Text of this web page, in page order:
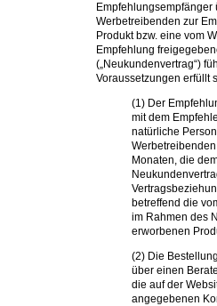
Empfehlungsempfänger
Werbetreibenden zur
Produkt bzw. eine vom
Empfehlung
(„Neukundenvertrag“)
Voraussetzungen erfüllt
(1) Der
mit dem
natürliche
Monaten, die
betreffend die
im Rahmen des
erworbenen
(2) Die
über einen
die auf der
angegebenen